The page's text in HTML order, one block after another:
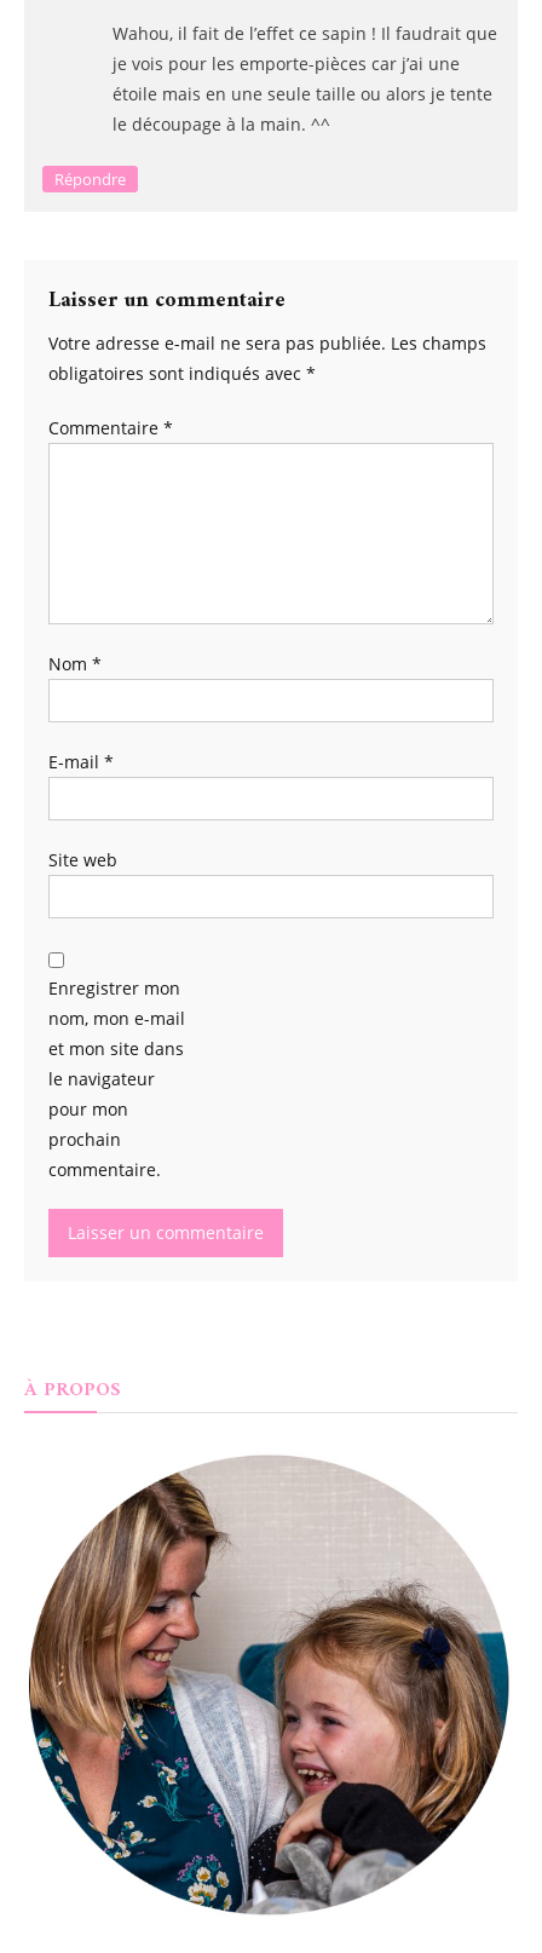
Wahou, il fait de l’effet ce sapin ! Il faudrait que
je vois pour les emporte-pièces car j’ai une
étoile mais en une seule taille ou alors je tente
le découpage à la main. ^^
Répondre
Laisser un commentaire
Votre adresse e-mail ne sera pas publiée. Les champs
obligatoires sont indiqués avec *
Commentaire *
Nom *
E-mail *
Site web
Enregistrer mon
nom, mon e-mail
et mon site dans
le navigateur
pour mon
prochain
commentaire.
À PROPOS